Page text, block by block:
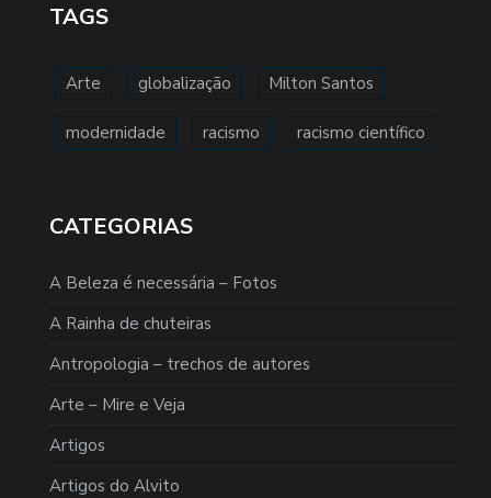
TAGS
Arte globalização Milton Santos
modernidade racismo racismo científico
CATEGORIAS
A Beleza é necessária – Fotos
A Rainha de chuteiras
Antropologia – trechos de autores
Arte – Mire e Veja
Artigos
Artigos do Alvito